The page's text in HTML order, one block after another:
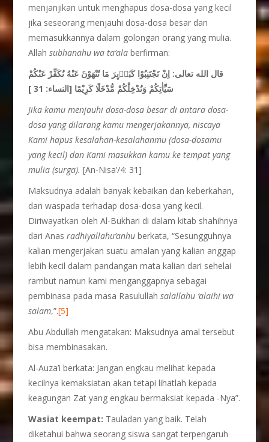
menjanjikan untuk menghapus dosa-dosa yang kecil
jika seseorang menjauhi dosa-dosa besar dan
memasukkannya dalam golongan orang yang mulia.
Allahsubhanahu wa ta’ala berfirman:
قال الله تعالى: اِنْ تَجْتَنِبُوْا كَبَاۤىِٕرَ مَا تُنْهَوْنَ عَنْهُ نُكَفِّرْ عَنْكُمْ
سَيِّاٰتِكُمْ وَنُدْخِلْكُمْ مُّدْخَلًا كَرِيْمًا [النساء: 31 ]
Jika kamu menjauhi dosa-dosa besar di antara dosa-
dosa yang dilarang kamu mengerjakannya, niscaya
Kami hapus kesalahan-kesalahanmu (dosa-dosamu
yang kecil) dan Kami masukkan kamu ke tempat yang
mulia (surga). [An-Nisa’/4: 31]
Maksudnya adalah banyak kebaikan dan keberkahan,
dan waspada terhadap dosa-dosa yang kecil.
Diriwayatkan oleh Al-Bukhari di dalam kitab shahihnya
dari Anasradhiyallahu’anhu berkata, “Sesungguhnya
kalian mengerjakan suatu amalan yang kalian anggap
lebih kecil dalam pandangan mata kalian dari sehelai
rambut namun kami menganggapnya sebagai
pembinasa pada masa Rasulullahsalallahu ‘alaihi wa
salam,”.[5]
Abu Abdullah mengatakan: Maksudnya amal tersebut
bisa membinasakan.
Al-Auza’i berkata: Jangan engkau melihat kepada
kecilnya kemaksiatan akan tetapi lihatlah kepada
keagungan Zat yang engkau bermaksiat kepada -Nya”.
Wasiat keempat: Tauladan yang baik. Telah
diketahui bahwa seorang siswa sangat terpengaruh